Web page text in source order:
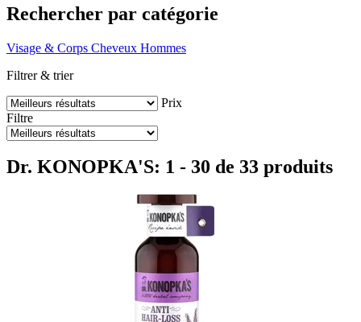
Rechercher par catégorie
Visage & Corps Cheveux Hommes
Filtrer & trier
Prix
Filtre
Dr. KONOPKA'S: 1 - 30 de 33 produits